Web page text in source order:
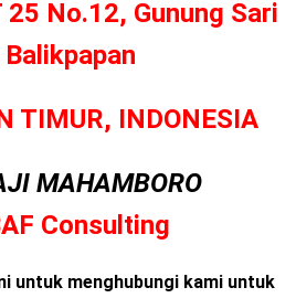
No.12, Gunung Sari
Balikpapan
TIMUR, INDONESIA
MAHAMBORO
Consulting
untuk menghubungi kami untuk